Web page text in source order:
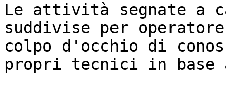
Le attività segnate a
suddivise per
colpo d'occhio di
propri tecnici in base